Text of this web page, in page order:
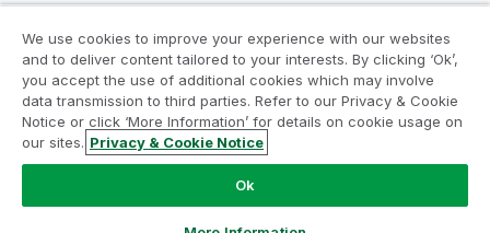
Acuerdos legales
Condiciones del producto
Legal Policies
Política legal
Condiciones de uso
Marcas comerciales
Do Not Share My Info
Copyright © 1993-2026 QlikTech International AB.
We use cookies to improve your experience with our websites
and to deliver content tailored to your interests. By clicking ‘Ok’,
you accept the use of additional cookies which may involve
data transmission to third parties. Refer to our Privacy & Cookie
Notice or click ‘More Information’ for details on cookie usage on
our sites. Privacy & Cookie Notice
Ok